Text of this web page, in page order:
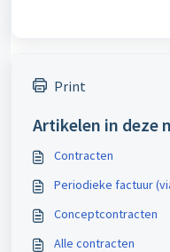
Print
Artikelen in deze
Contracten
Periodieke factuur
Conceptcontracten
Alle contracten